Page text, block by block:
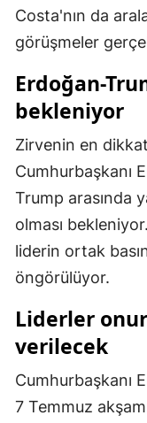
Costa'nın da
görüşmeler
Erdoğan-
bekleniyor
Zirvenin en
Cumhurbaşkanı
Trump arasında
olması
liderin ortak
öngörülüyor.
Liderler
verilecek
Cumhurbaşkanı
7 Temmuz